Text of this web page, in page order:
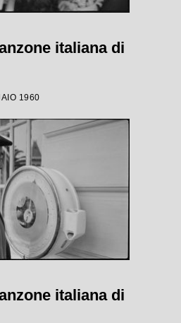
italiana di
1960
italiana di